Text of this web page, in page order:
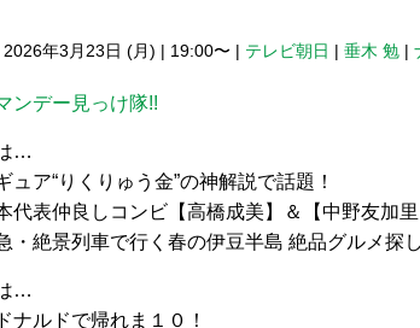
2026年3月23日 (月) | 19:00〜 | テレビ朝日 | 垂木 勉 |
ンデー見っけ隊!!
…
ュア“りくりゅう金”の神解説で話題！
代表仲良しコンビ【高橋成美】＆【中野友加里
・絶景列車で行く春の伊豆半島 絶品グルメ探
…
ナルドで帰れま１０！